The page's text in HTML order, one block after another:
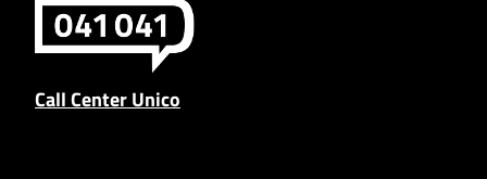
Call Center Unico